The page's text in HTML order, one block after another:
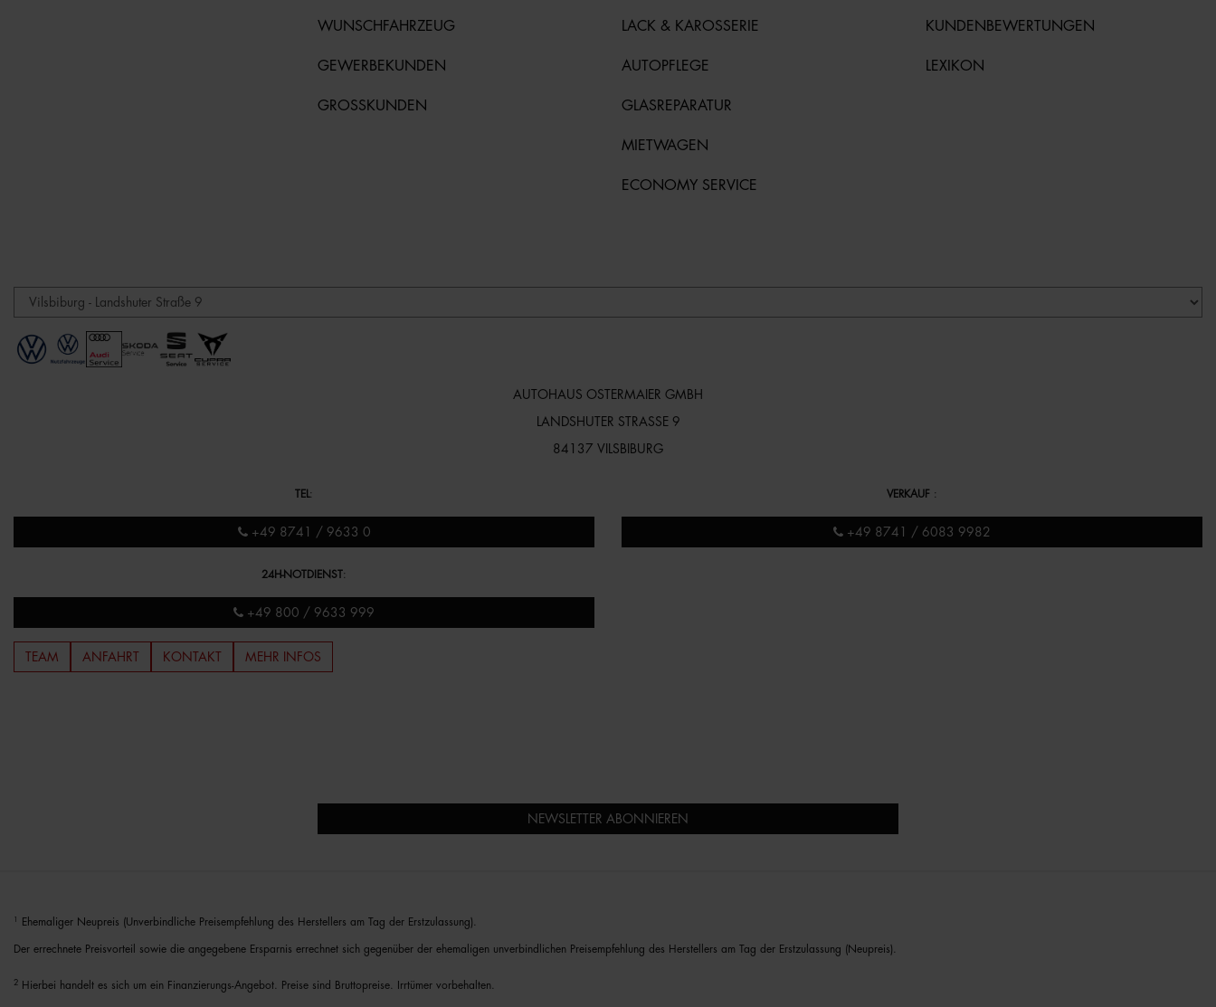
WUNSCHFAHRZEUG
GEWERBEKUNDEN
GROSSKUNDEN
LACK & KAROSSERIE
AUTOPFLEGE
GLASREPARATUR
MIETWAGEN
ECONOMY SERVICE
KUNDENBEWERTUNGEN
LEXIKON
AUTOHAUS OSTERMAIER GMBH
LANDSHUTER STRASSE 9
84137 VILSBIBURG
TEL :
+49 8741 / 9633 0
VERKAUF :
+49 8741 / 6083 9982
24H-NOTDIENST:
+49 800 / 9633 999
TEAM ANFAHRT KONTAKT MEHR INFOS
NEWSLETTER ABONNIEREN
Ehemaliger Neupreis (Unverbindliche Preisempfehlung des Herstellers am Tag der Erstzulassung).
Der errechnete Preisvorteil sowie die angegebene Ersparnis errechnet sich gegenüber der ehemaligen unverbindlichen Preisempfehlung des Herstellers am Tag der Erstzulassung (Neupreis).
2 Hierbei handelt es sich um ein Finanzierungs-Angebot. Preise sind Bruttopreise. Irrtümer vorbehalten.